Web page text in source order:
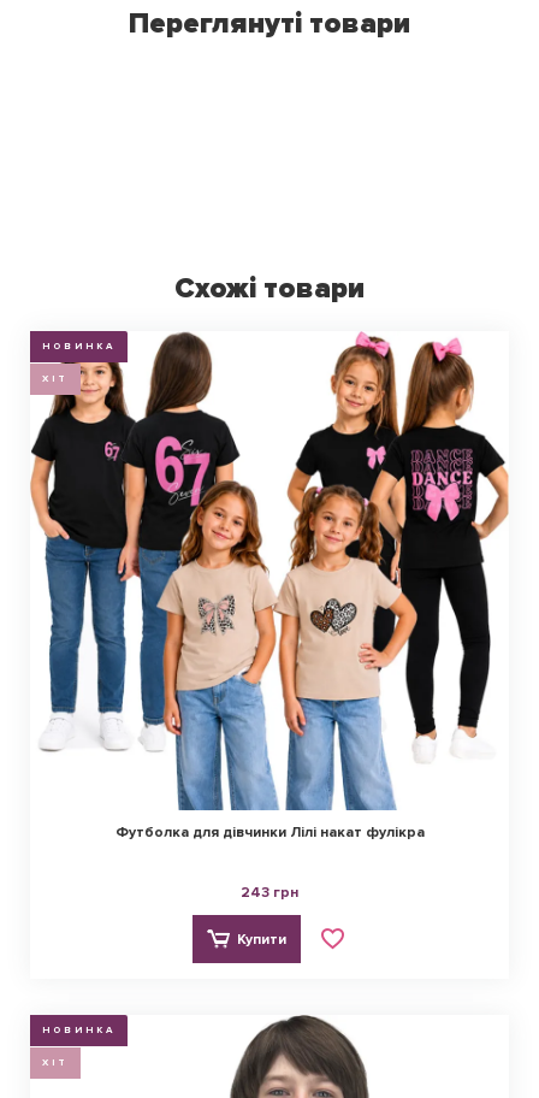
Переглянуті товари
Схожі товари
НОВИНКА
ХІТ
Футболка для дівчинки Лілі накат фулікра
243 грн
Купити
НОВИНКА
ХІТ